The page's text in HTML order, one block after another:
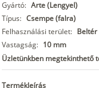
Gyártó: Arte (Lengyel)
Típus: Csempe (falra)
Felhasználási terület: Beltér
Vastagság: 10 mm
Üzletünkben megtekinthető
Termékleírás